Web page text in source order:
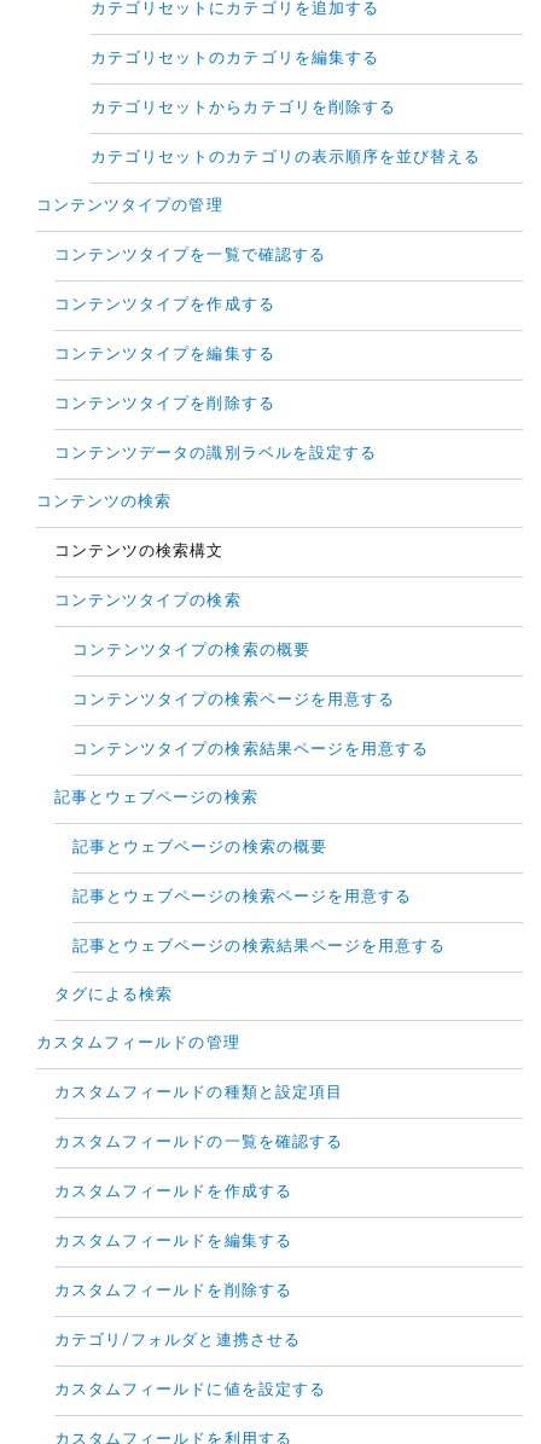
カテゴリセットにカテゴリを追加する
カテゴリセットのカテゴリを編集する
カテゴリセットからカテゴリを削除する
カテゴリセットのカテゴリの表示順序を並び替える
コンテンツタイプの管理
コンテンツタイプを一覧で確認する
コンテンツタイプを作成する
コンテンツタイプを編集する
コンテンツタイプを削除する
コンテンツデータの識別ラベルを設定する
コンテンツの検索
コンテンツの検索構文
コンテンツタイプの検索
コンテンツタイプの検索の概要
コンテンツタイプの検索ページを用意する
コンテンツタイプの検索結果ページを用意する
記事とウェブページの検索
記事とウェブページの検索の概要
記事とウェブページの検索ページを用意する
記事とウェブページの検索結果ページを用意する
タグによる検索
カスタムフィールドの管理
カスタムフィールドの種類と設定項目
カスタムフィールドの一覧を確認する
カスタムフィールドを作成する
カスタムフィールドを編集する
カスタムフィールドを削除する
カテゴリ/フォルダと連携させる
カスタムフィールドに値を設定する
カスタムフィールドを利用する